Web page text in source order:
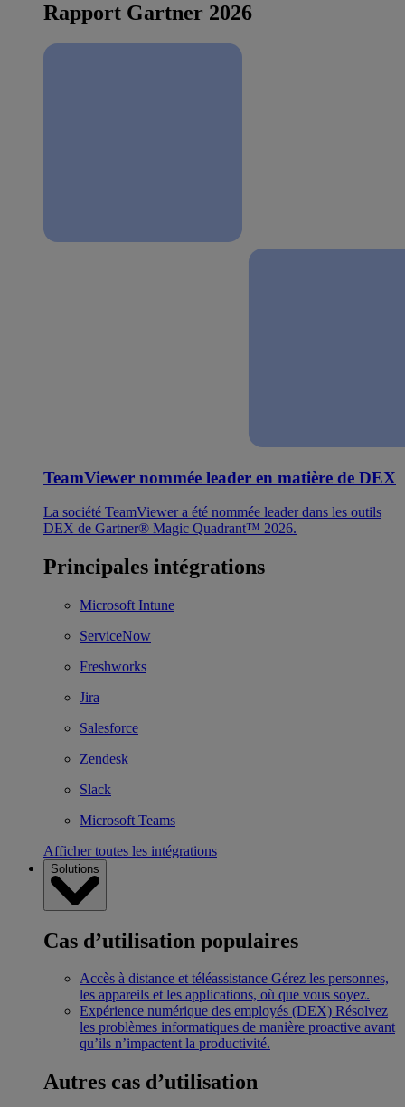
Rapport Gartner 2026
TeamViewer nommée leader en matière de DEX
La société TeamViewer a été nommée leader dans les outils
DEX de Gartner® Magic Quadrant™ 2026.
Principales intégrations
Microsoft Intune
ServiceNow
Freshworks
Jira
Salesforce
Zendesk
Slack
Microsoft Teams
Afficher toutes les intégrations
Solutions
Cas d’utilisation populaires
Accès à distance et téléassistance Gérez les personnes,
les appareils et les applications, où que vous soyez.
Expérience numérique des employés (DEX) Résolvez
les problèmes informatiques de manière proactive avant
qu’ils n’impactent la productivité.
Autres cas d’utilisation